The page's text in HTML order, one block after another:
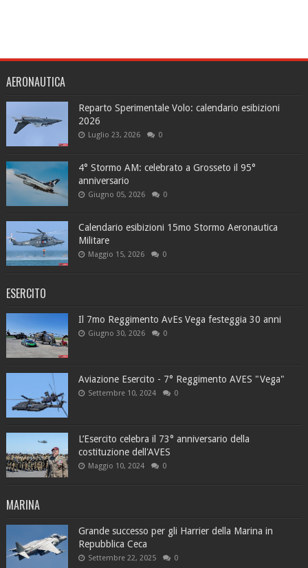
AERONAUTICA
Reparto Sperimentale Volo: calendario esibizioni
2026
Luglio 23, 2026 0
4° Stormo AM: celebrato a Grosseto il 95°
anniversario
Giugno 05, 2026 0
Calendario esibizioni 15mo Stormo Aeronautica
Militare
Maggio 15, 2026 0
ESERCITO
Il 7mo Reggimento AvEs Vega festeggia 30 anni
Giugno 30, 2026 0
Aviazione Esercito - 7° Reggimento AVES "Vega"
Settembre 10, 2024 0
L’Esercito celebra il 73° anniversario della
costituzione dell'AVES
Maggio 10, 2024 0
MARINA
Grande successo per gli Harrier della Marina in
Repubblica Ceca
Settembre 22, 2025 0